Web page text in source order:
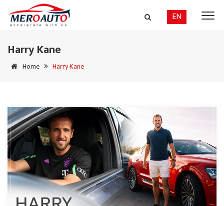
EN
Harry Kane
Home Harry Kane